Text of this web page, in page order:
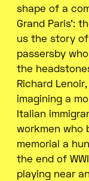
shape of a
Grand Paris’:
us the story of
passersby
the
Richard
imagining a
Italian
workmen who
memorial a
the end of
playing near